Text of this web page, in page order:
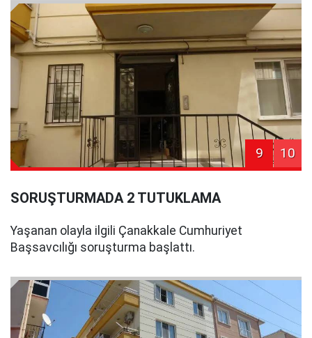
9 10
SORUŞTURMADA 2 TUTUKLAMA
Yaşanan olayla ilgili Çanakkale Cumhuriyet
Başsavcılığı soruşturma başlattı.